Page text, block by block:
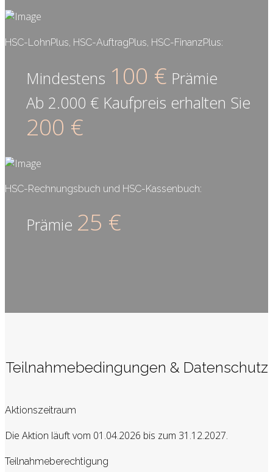
HSC-LohnPlus, HSC-AuftragPlus, HSC-FinanzPlus:
Mindestens 100 € Prämie
Ab 2.000 € Kaufpreis erhalten Sie
200 €
HSC-Rechnungsbuch und HSC-Kassenbuch:
Prämie 25 €
Teilnahmebedingungen & Datenschutz
Aktionszeitraum
Die Aktion läuft vom 01.04.2026 bis zum 31.12.2027.
Teilnahmeberechtigung